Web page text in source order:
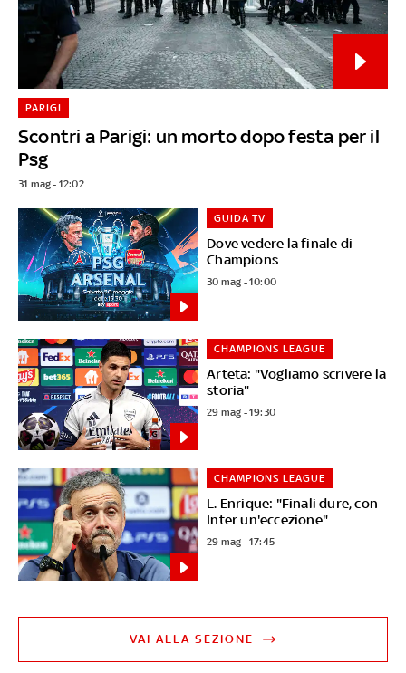
Scontri a Parigi: un morto dopo festa per il
Psg
PARIGI
31 mag - 12:02
Dove vedere la finale di
Champions
GUIDA TV
30 mag - 10:00
Arteta: "Vogliamo scrivere la
storia"
CHAMPIONS LEAGUE
29 mag - 19:30
L. Enrique: "Finali dure, con
Inter un'eccezione"
CHAMPIONS LEAGUE
29 mag - 17:45
VAI ALLA SEZIONE